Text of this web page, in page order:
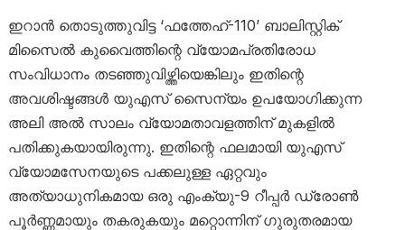
ഇറാൻ തൊടുത്തുവിട്ട ‘ഫത്തേഹ്-110’ ബാലിസ്റ്റിക്
മിസൈൽ കുവൈത്തിന്റെ വ്യോമപ്രതിരോധ
സംവിധാനം തടഞ്ഞുവിഴ്ത്തിയെങ്കിലും ഇതിന്റെ
അവശിഷ്ടങ്ങൾ യുഎസ് സൈന്യം ഉപയോഗിക്കുന്ന
അലി അൽ സാലം വ്യോമതാവളത്തിന് മുകളിൽ
പതിക്കുകയായിരുന്നു. ഇതിന്റെ ഫലമായി യുഎസ്
വ്യോമസേനയുടെ പക്കലുള്ള ഏറ്റവും
അത്യാധുനികമായ ഒരു എംക്യു-9 റീപ്പർ ഡ്രോൺ
പൂർണ്ണമായും തകരുകയും മറ്റൊന്നിന് ഗുരുതരമായ